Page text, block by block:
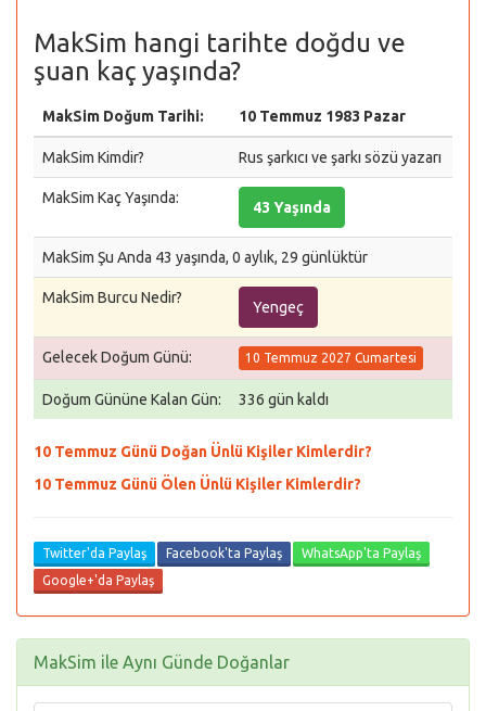
MakSim hangi tarihte doğdu ve
şuan kaç yaşında?
MakSim Doğum Tarihi: 10 Temmuz 1983 Pazar
MakSim Kimdir? Rus şarkıcı ve şarkı sözü yazarı
MakSim Kaç Yaşında:
43 Yaşında
MakSim Şu Anda 43 yaşında, 0 aylık, 29 günlüktür
MakSim Burcu Nedir?
Yengeç
Gelecek Doğum Günü: 10 Temmuz 2027 Cumartesi
Doğum Gününe Kalan Gün: 336 gün kaldı
10 Temmuz Günü Doğan Ünlü Kişiler Kimlerdir?
10 Temmuz Günü Ölen Ünlü Kişiler Kimlerdir?
Twitter'da Paylaş Facebook'ta Paylaş
WhatsApp'ta Paylaş
Google+'da Paylaş
MakSim ile Aynı Günde Doğanlar